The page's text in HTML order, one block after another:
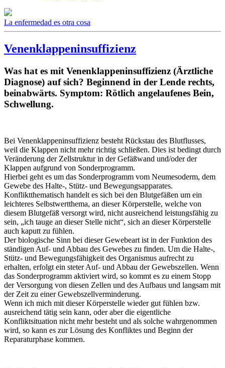
La enfermedad es otra cosa
Venenklappeninsuffizienz
Was hat es mit Venenklappeninsuffizienz (Ärztliche
Diagnose) auf sich? Beginnend in der Lende rechts,
beinabwärts. Symptom: Rötlich angelaufenes Bein,
Schwellung.
Bei Venenklappeninsuffizienz besteht Rückstau des Blutflusses,
weil die Klappen nicht mehr richtig schließen. Dies ist bedingt durch
Veränderung der Zellstruktur in der Gefäßwand und/oder der
Klappen aufgrund von Sonderprogramm.
Hierbei geht es um das Sonderprogramm vom Neumesoderm, dem
Gewebe des Halte-, Stütz- und Bewegungsapparates.
Konfliktthematisch handelt es sich bei den Blutgefäßen um ein
leichteres Selbstwertthema, an dieser Körperstelle, welche von
diesem Blutgefäß versorgt wird, nicht ausreichend leistungsfähig zu
sein, „ich tauge an dieser Stelle nicht“, sich an dieser Körperstelle
auch kaputt zu fühlen.
Der biologische Sinn bei dieser Gewebeart ist in der Funktion des
ständigen Auf- und Abbau des Gewebes zu finden. Um die Halte-,
Stütz- und Bewegungsfähigkeit des Organismus aufrecht zu
erhalten, erfolgt ein steter Auf- und Abbau der Gewebszellen. Wenn
das Sonderprogramm aktiviert wird, so kommt es zu einem Stopp
der Versorgung von diesen Zellen und des Aufbaus und langsam mit
der Zeit zu einer Gewebszellverminderung.
Wenn ich mich mit dieser Körperstelle wieder gut fühlen bzw.
ausreichend tätig sein kann, oder aber die eigentliche
Konfliktsituation nicht mehr besteht und als solche wahrgenommen
wird, so kann es zur Lösung des Konfliktes und Beginn der
Reparaturphase kommen.